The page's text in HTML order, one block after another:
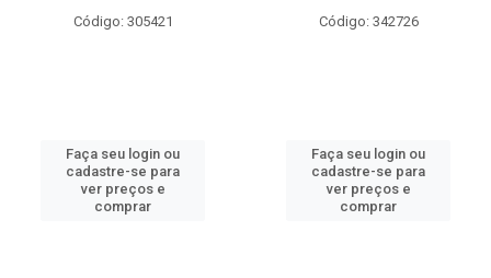
Código: 305421
Faça seu login ou
cadastre-se para
ver preços e
comprar
Código: 342726
Faça seu login ou
cadastre-se para
ver preços e
comprar